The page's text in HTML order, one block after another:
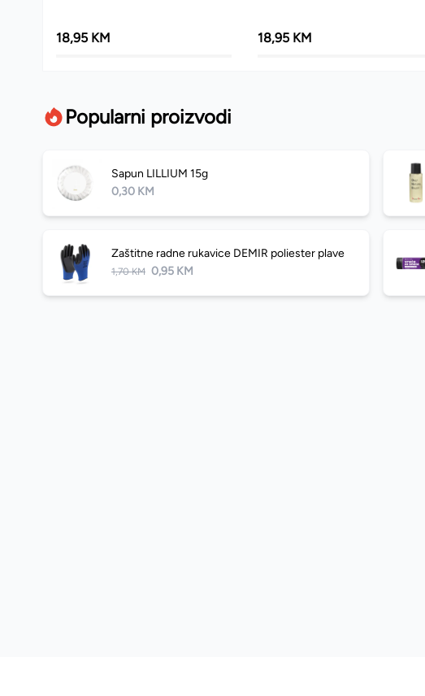
18,95 KM 18,95 KM
Popularni proizvodi
Sapun LILLIUM 15g
0,30 KM
Zaštitne radne rukavice DEMIR poliester plave
1,70 KM 0,95 KM